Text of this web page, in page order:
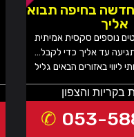
חדשה בחיפה תבוא
אליך
נוספים סקסית אמיתית
עד אליך כדי לקבל…
בקריות והצפון
053-